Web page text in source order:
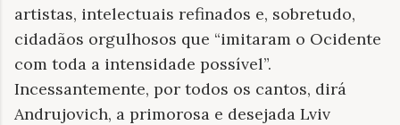
artistas, intelectuais refinados e, sobretudo,
cidadãos orgulhosos que “imitaram o Ocidente
com toda a intensidade possível”.
Incessantemente, por todos os cantos, dirá
Andrujovich, a primorosa e desejada Lviv